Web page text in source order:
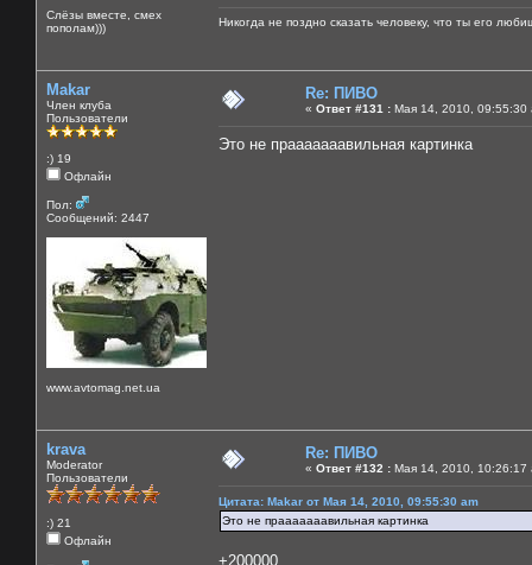
Слёзы вместе, смех
пополам)))
Никогда не поздно сказать человеку, что ты его
Makar
Член клуба
Пользователи
:) 19
Офлайн
Пол:
Сообщений: 2447
www.avtomag.net.ua
Re: ПИВО
« Ответ #131 : Мая 14, 2010, 09:55:30
Это не прааааааавильная картинка
krava
Moderator
Пользователи
:) 21
Офлайн
Re: ПИВО
« Ответ #132 : Мая 14, 2010, 10:26:17
Цитата: Makar от Мая 14, 2010, 09:55:30 am
Это не прааааааавильная картинка
+200000